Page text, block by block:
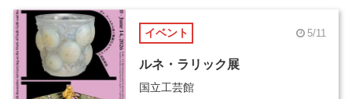
COLUMN
コラム イベント 5/11
ルネ・ラリック展
国立工芸館